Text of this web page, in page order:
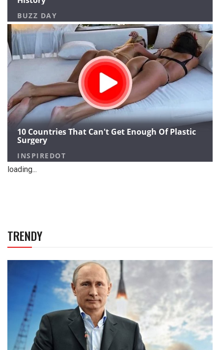
loading...
TRENDY